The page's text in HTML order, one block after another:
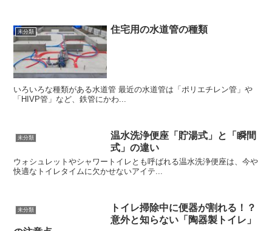
未分類 住宅用の水道管の種類
いろいろな種類がある水道管 最近の水道管は「ポリエチレン管」や
「HIVP管」など、鉄管にかわ...
未分類
温水洗浄便座「貯湯式」と「瞬間
式」の違い
ウォシュレットやシャワートイレとも呼ばれる温水洗浄便座は、今や
快適なトイレタイムに欠かせないアイテ...
未分類
トイレ掃除中に便器が割れる！？
意外と知らない「陶器製トイレ」